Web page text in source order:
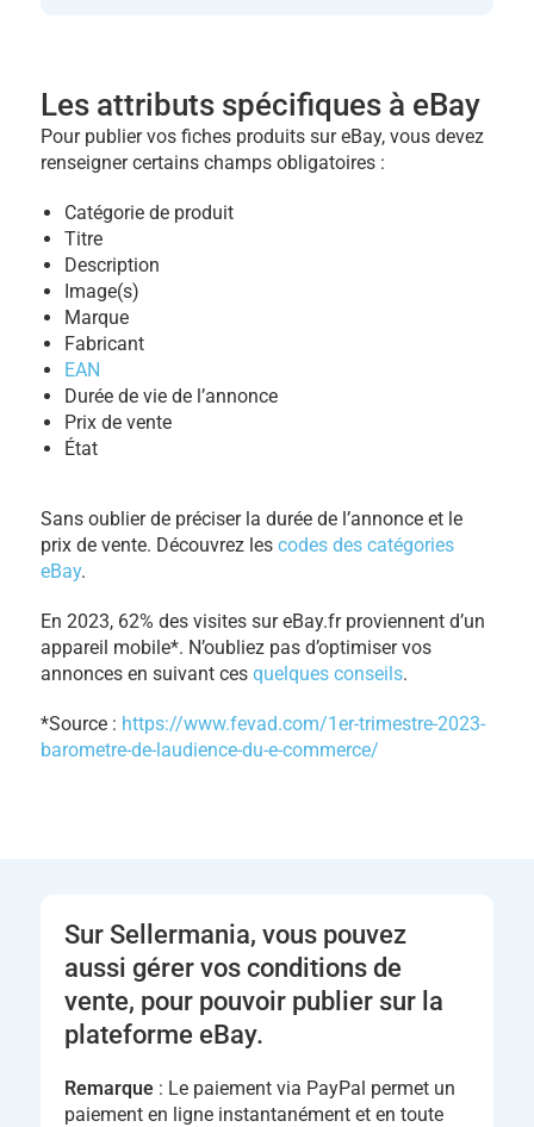
Les attributs spécifiques à eBay
Pour publier vos fiches produits sur eBay, vous devez
renseigner certains champs obligatoires :
Catégorie de produit
Titre
Description
Image(s)
Marque
Fabricant
EAN
Durée de vie de l’annonce
Prix de vente
État
Sans oublier de préciser la durée de l’annonce et le
prix de vente. Découvrez les codes des catégories
eBay.
En 2023, 62% des visites sur eBay.fr proviennent d’un
appareil mobile*. N’oubliez pas d’optimiser vos
annonces en suivant ces quelques conseils.
*Source : https://www.fevad.com/1er-trimestre-2023-
barometre-de-laudience-du-e-commerce/
Sur Sellermania, vous pouvez
aussi gérer vos conditions de
vente, pour pouvoir publier sur la
plateforme eBay.
Remarque: Le paiement via PayPal permet un
paiement en ligne instantanément et en toute